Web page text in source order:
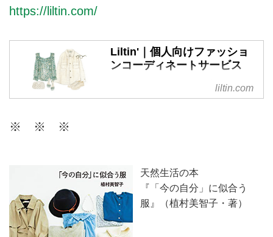
https://liltin.com/
Liltin'｜個人向けファッショ
ンコーディネートサービス
リルティンは、個人の方が日頃の
ファッションに関するお悩みを相
しむお手伝いをいたします。
liltin.com
※ ※ ※
天然生活の本
『「今の自分」に似合う
服』（植村美智子・著）